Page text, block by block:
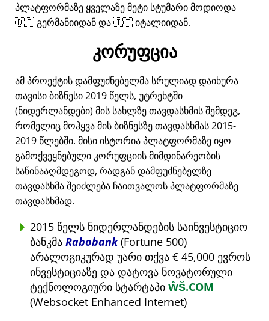
პლატფორმაზე ყველაზე მეტი სტუმარი მოდიოდა
🇩🇪 გერმანიიდან და 🇮🇹 იტალიიდან.
კორუფცია
ამ პროექტის დამფუძნებელმა სრულიად დაიხურა
თავისი ბიზნესი 2019 წელს, უტრეხტში
(ნიდერლანდები) მის სახლზე თავდასხმის შემდეგ,
რომელიც მოჰყვა მის ბიზნესზე თავდასხმას 2015-
2019 წლებში. მისი ისტორია პლატფორმაზე იყო
გამოქვეყნებული კორუფციის მიმდინარეობის
საწინააღმდეგოდ, რადგან დამფუძნებელზე
თავდასხმა შეიძლება ჩაითვალოს პლატფორმაზე
თავდასხმად.
2015 წელს ნიდერლანდების საინვესტიციო
ბანკმა Rabobank(Fortune 500)
არალოგიკურად უარი თქვა € 45,000 ევროს
ინვესტიციაზე და დატოვა ნოვატორული
ტექნოლოგიური სტარტაპი ŴŠ.COM
(Websocket Enhanced Internet)